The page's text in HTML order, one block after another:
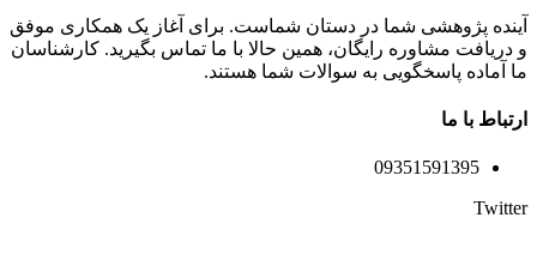
آینده پژوهشی شما در دستان شماست. برای آغاز یک همکاری موفق
و دریافت مشاوره رایگان، همین حالا با ما تماس بگیرید. کارشناسان
ما آماده پاسخگویی به سوالات شما هستند.
ارتباط با ما
09351591395
Twitter